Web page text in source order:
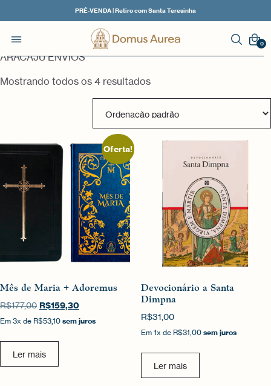
PRÉ-VENDA | Retiro com Santa Teresinha
0
/ Classes de entrega do produto / MATRIZ
MATRIZ
ARACAJU ENVIOS
Mostrando todos os 4 resultados
Oferta!
Mês de Maria + Adoremus
R$177,00 O
preço
era:
R$177,00.
R$159,30O
preço
Em 3x de R$53,10 sem juros
Ler mais
Devocionário a Santa
Dimpna
R$31,00
Em 1x de R$31,00 sem juros
Ler mais